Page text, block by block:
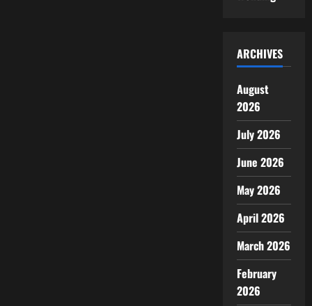
ARCHIVES
August
2026
July 2026
June 2026
May 2026
April 2026
March 2026
February
2026